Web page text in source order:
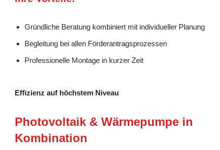
Gründliche Beratung kombiniert mit individueller Planung
Begleitung bei allen Förderantragsprozessen
Professionelle Montage in kurzer Zeit
Effizienz auf höchstem Niveau
Photovoltaik & Wärmepumpe in
Kombination